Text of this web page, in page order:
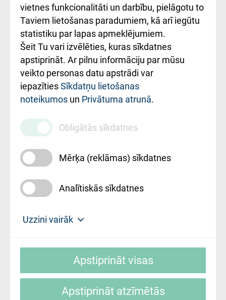
Rēķinu apmaksas
ceļvedis
Rekvizīti un
ārstniecības
iestādes kods
010000234
Maksas
pakalpojumu
cenrādis
vietnes funkcionalitāti un darbību, pielāgotu to
Taviem lietošanas paradumiem, kā arī iegūtu
statistiku par lapas apmeklējumiem.
Šeit Tu vari izvēlēties, kuras sīkdatnes
apstiprināt. Ar pilnu informāciju par mūsu
veikto personas datu apstrādi var
iepazītiesSīkdatņu lietošanas
noteikumos un Privātuma atrunā.
Obligātās sīkdatnes
Mērķa (reklāmas) sīkdatnes
Analītiskās sīkdatnes
Uzzini vairāk
slimnīca, turpmāk – Pārzinis, sīkdatņu
sīkdatņu izmantošanas nosacījumiem.
Apstiprināt visas
Apstiprināt atzīmētās